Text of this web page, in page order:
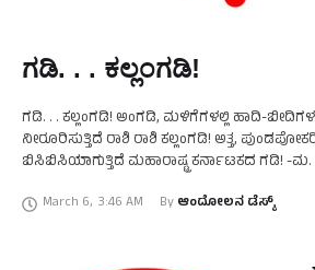
ಗಡಿ. . . ಕಲ್ಲಂಗಡಿ!
ಗಡಿ. . . ಕಲ್ಲಂಗಡಿ! ಅಂಗಡಿ, ಮಳಿಗೆಗಳಲ್ಲಿ ಹಾದಿ-
ನೀರೂರಿಸುತ್ತಿದೆ ರಾಶಿ ರಾಶಿ ಕಲ್ಲಂಗಡಿ! ಅತ್ತ,
ಬಿಸಿಬಿಸಿಯಾಗುತ್ತಿದೆ ಮಹಾರಾಷ್ಟ್ರ ಕರ್ನಾಟಕದ ಗಡಿ! -
March 6, 3:46 AM By ಆಂದೋಲನ ಡೆಸ್ಕ್